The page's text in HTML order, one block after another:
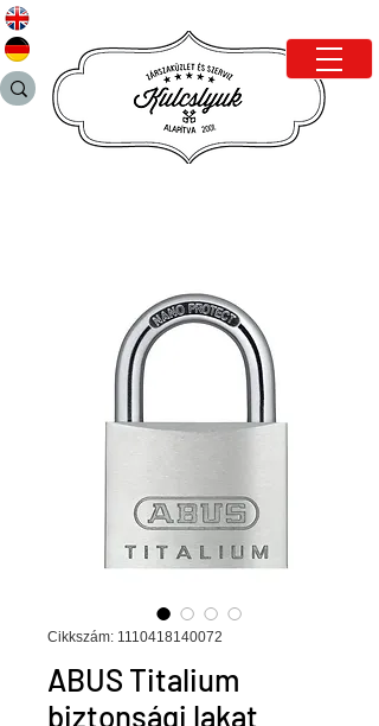
Cikkszám: 1110418140072
ABUS Titalium
biztonsági lakat